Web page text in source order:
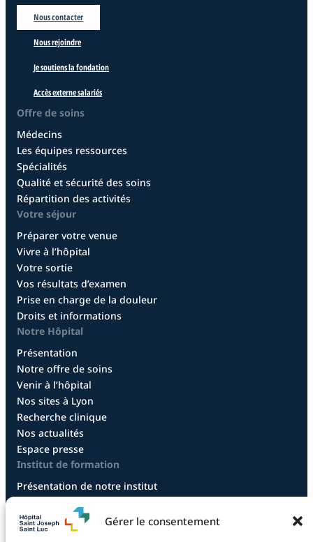
Gérer le consentement
Nous contacter
Nous rejoindre
Je soutiens la fondation
Accès externe salariés
Offre de soins
Médecins
Les équipes ressources
Spécialités
Qualité et sécurité des soins
Répartition des activités
Votre séjour
Préparer votre venue
Vivre à l’hôpital
Votre sortie
Vos résultats d’examen
Prise en charge de la douleur
Droits et informations
Notre Hôpital
Présentation
Notre offre de soins
Venir à l’hôpital
Nos sites à Lyon
Recherche clinique
Nos actualités
Espace presse
Institut de formation
Présentation de notre institut
Diplôme aide-soignant
Diplôme aide-soignant en alternance